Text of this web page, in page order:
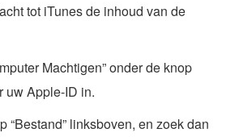
tot iTunes de inhoud van de
Machtigen” onder de knop
uw Apple-ID in.
“Bestand” linksboven, en zoek dan